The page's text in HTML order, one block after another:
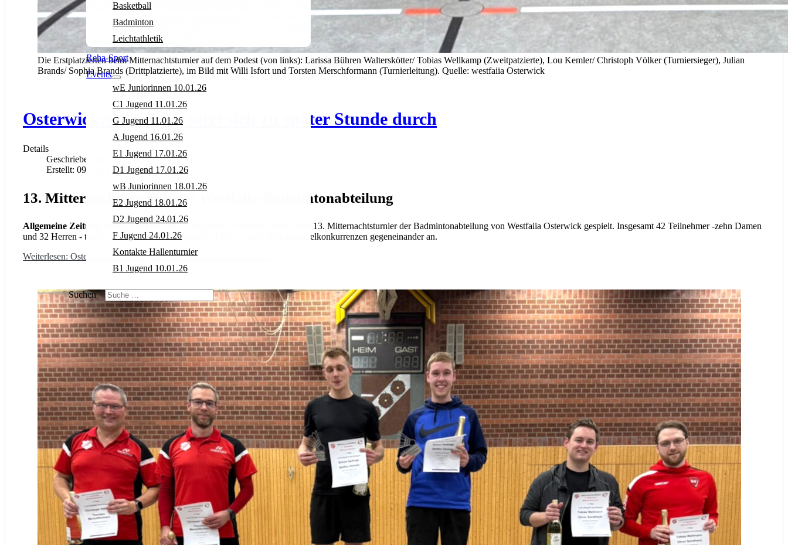
Basketball
Badminton
Leichtathletik
Reha-Sport
Events
wE Juniorinnen 10.01.26
C1 Jugend 11.01.26
G Jugend 11.01.26
A Jugend 16.01.26
E1 Jugend 17.01.26
D1 Jugend 17.01.26
wB Juniorinnen 18.01.26
E2 Jugend 18.01.26
D2 Jugend 24.01.26
F Jugend 24.01.26
Kontakte Hallenturnier
B1 Jugend 10.01.26
Suchen
Die Erstplatzierten beim Mitternachtsturnier auf dem Podest (von links): Larissa Bühren Walterskötter/ Tobias Wellkamp (Zweitpatzierte), Lou Kemler/ Christoph Völker (Turniersieger), Julian
Brands/ Sophia Brands (Drittplatzierte), im Bild mit Willi Isfort und Torsten Merschformann (Turnierleitung). Quelle: westfaiia Osterwick
Osterwicker Paarung setzt sich zu später Stunde durch
Details
Geschrieben von:Ingo Röschenkemper
Erstellt: 09. April 2026
13. Mitternachtsturnier der Westfalia-Badmintonabteilung
Allgemeine Zeitung ROSENDAHLBis tief in die Nacht hinein wurde beim 13. Mitternachtsturnier der Badmintonabteilung von Westfaiia Osterwick gespielt. Insgesamt 42 Teilnehmer -zehn Damen
und 32 Herren - traten beim offenen Hobbyturnier in Mixed- und Herrendoppelkonkurrenzen gegeneinander an.
Weiterlesen: Osterwicker Paarung setzt sich zu später Stunde durch